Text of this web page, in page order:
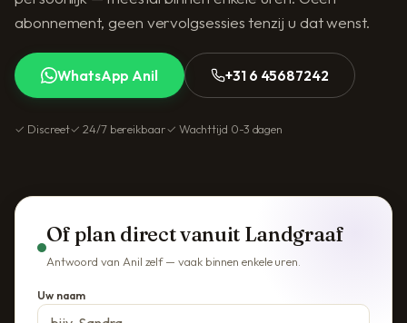
abonnement, geen vervolgsessies tenzij u dat wenst.
WhatsApp Anil +31 6 45687242
✓ Discreet✓ 24/7 bereikbaar✓ Wachttijd 0-3 dagen
Of plan direct vanuit Landgraaf
Antwoord van Anil zelf — vaak binnen enkele uren.
Uw naam